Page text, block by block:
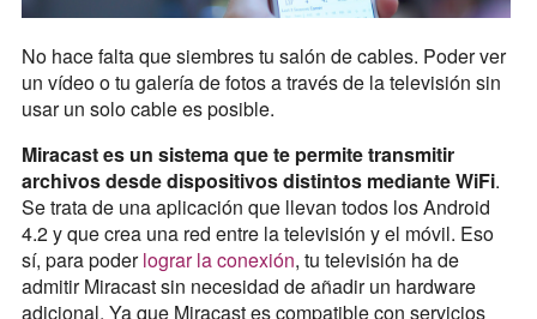
No hace falta que siembres tu salón de cables. Poder ver
un vídeo o tu galería de fotos a través de la televisión sin
usar un solo cable es posible.
Miracast es un sistema que te permite transmitir
archivos desde dispositivos distintos mediante WiFi.
Se trata de una aplicación que llevan todos los Android
4.2 y que crea una red entre la televisión y el móvil. Eso
sí, para poderlograr la conexión, tu televisión ha de
admitir Miracast sin necesidad de añadir un hardware
adicional. Ya que Miracast es compatible con servicios